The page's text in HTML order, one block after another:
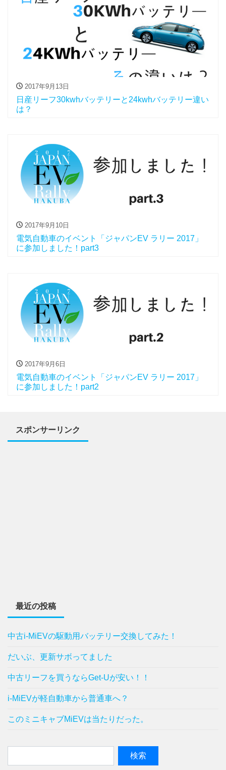
2017年9月13日
日産リーフ30kwhバッテリーと24kwhバッテリー違い
は？
2017年9月10日
電気自動車のイベント「ジャパンEV ラリー 2017」
に参加しました！part3
2017年9月6日
電気自動車のイベント「ジャパンEV ラリー 2017」
に参加しました！part2
スポンサーリンク
最近の投稿
中古i-MiEVの駆動用バッテリー交換してみた！
だいぶ、更新サボってました
中古リーフを買うならGet-Uが安い！！
i-MiEVが軽自動車から普通車へ？
このミニキャブMiEVは当たりだった。